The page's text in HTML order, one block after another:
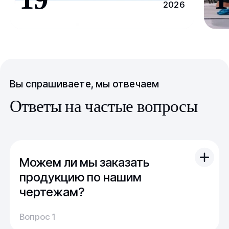
2026
Вы спрашиваете, мы отвечаем
Ответы на частые вопросы
Можем ли мы заказать
продукцию по нашим
чертежам?
Вы можете отправить свой чертеж/проект
(в т.ч. примерный) с техническим заданием.
Вопрос 1